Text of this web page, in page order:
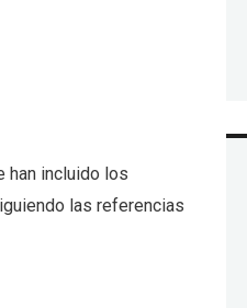
han incluido los
las referencias